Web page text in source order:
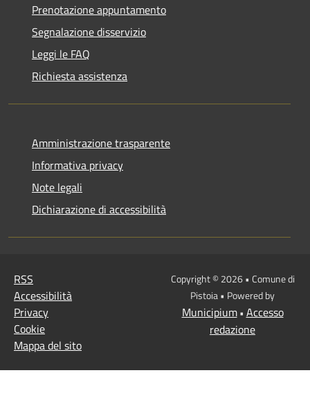
Prenotazione appuntamento
Segnalazione disservizio
Leggi le FAQ
Richiesta assistenza
Amministrazione trasparente
Informativa privacy
Note legali
Dichiarazione di accessibilità
RSS
Accessibilità
Privacy
Cookie
Mappa del sito
Copyright © 2026 • Comune di
Pistoia • Powered by
Municipium• Accesso
redazione